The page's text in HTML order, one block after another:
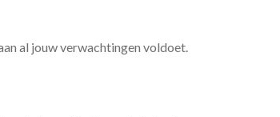
al jouw verwachtingen voldoet.